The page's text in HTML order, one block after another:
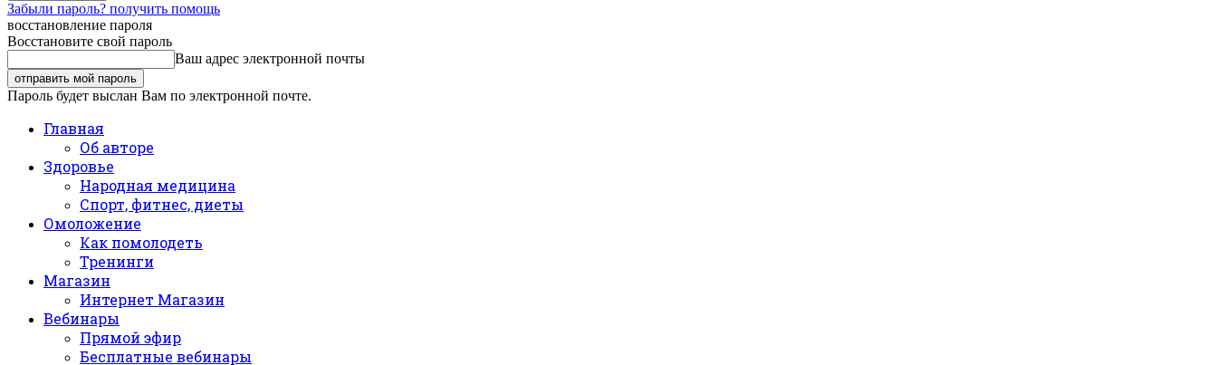
Забыли пароль? получить помощь
восстановление пароля
Восстановите свой пароль
Ваш адрес электронной почты
Пароль будет выслан Вам по электронной почте.
Главная
Об авторе
Здоровье
Народная медицина
Спорт, фитнес, диеты
Омоложение
Как помолодеть
Тренинги
Магазин
Интернет Магазин
Вебинары
Прямой эфир
Бесплатные вебинары